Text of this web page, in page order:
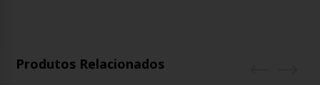
Produtos Relacionados